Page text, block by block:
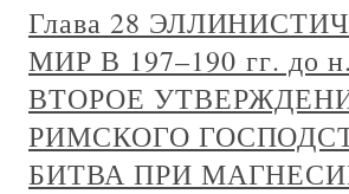
Глава 28
МИР В 197–190 гг. до
ВТОРОЕ
РИМСКОГО
БИТВА ПРИ